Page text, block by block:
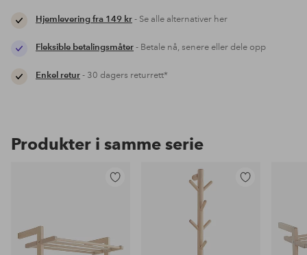
Hjemlevering fra 149 kr- Se alle alternativer her
Fleksible betalingsmåter- Betale nå, senere eller dele opp
Enkel retur- 30 dagers returrett*
Produkter i samme serie